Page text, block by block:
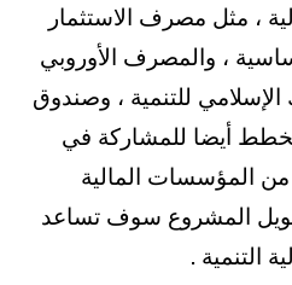
، مثل مصرف الاستثمار
، والمصرف الأوروبي
الإسلامي للتنمية ، وصندوق
تخطط أيضا للمشاركة في
من المؤسسات المالية
المشروع سوف تساعد
التنمية .